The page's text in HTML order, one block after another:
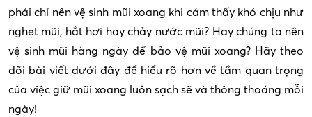
phải chỉ nên vệ sinh mũi xoang khi cảm thấy khó chịu như
nghẹt mũi, hắt hơi hay chảy nước mũi? Hay chúng ta nên
vệ sinh mũi hàng ngày để bảo vệ mũi xoang? Hãy theo
dõi bài viết dưới đây để hiểu rõ hơn về tầm quan trọng
của việc giữ mũi xoang luôn sạch sẽ và thông thoáng mỗi
ngày!